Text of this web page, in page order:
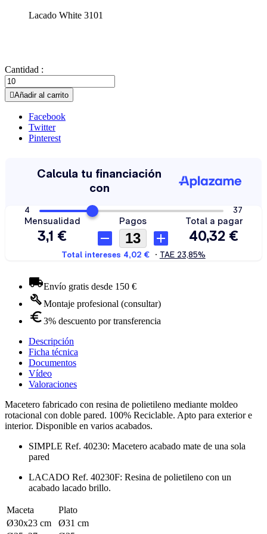
Lacado White 3101
Cantidad :
Añadir al carrito
Facebook
Twitter
Pinterest
Envío gratis desde 150 €
Montaje profesional (consultar)
3% descuento por transferencia
Descripción
Ficha técnica
Documentos
Vídeo
Valoraciones
Macetero fabricado con resina de polietileno mediante moldeo
rotacional con doble pared. 100% Reciclable. Apto para exterior e
interior. Disponible en varios acabados.
SIMPLE Ref. 40230: Macetero acabado mate de una sola
pared
LACADO Ref. 40230F: Resina de polietileno con un
acabado lacado brillo.
Maceta
Plato
Ø30x23 cm
Ø31 cm